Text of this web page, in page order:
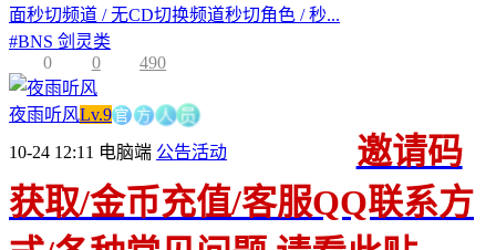
面秒切频道 / 无CD切换频道秒切角色 / 秒...
#BNS 剑灵类
0
0 490
夜雨听风Lv.9官方人 员
10-24 12:11 电脑端 公告活动
邀请码
获取/金币充值/客服QQ联系方